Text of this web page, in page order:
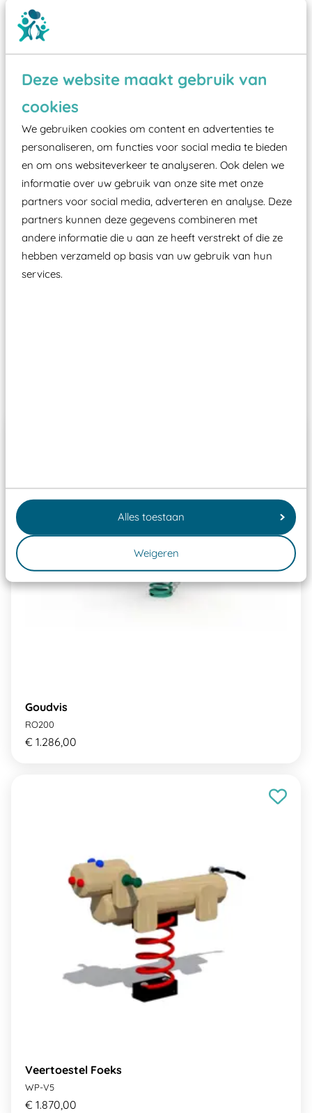
Deze website maakt gebruik van
cookies
We gebruiken cookies om content en advertenties te
personaliseren, om functies voor social media te bieden
en om ons websiteverkeer te analyseren. Ook delen we
informatie over uw gebruik van onze site met onze
partners voor social media, adverteren en analyse. Deze
partners kunnen deze gegevens combineren met
andere informatie die u aan ze heeft verstrekt of die ze
hebben verzameld op basis van uw gebruik van hun
services.
Alles toestaan
Weigeren
Wist je dat:
Vanaf een valhoogte van 1,5 meter een speciale
valondergrond onder speeltoestellen verplicht is
zoals kunstgras, rubber tegels of boomschors?
Elk speeltoestel in de openbare ruimte voorzien
moet zijn van een typekeuring, -plaatje en
aangewezen keuringsinstantie?
Goudvis
RO200
€ 1.286,00
Veertoestel Foeks
WP-V5
€ 1.870,00